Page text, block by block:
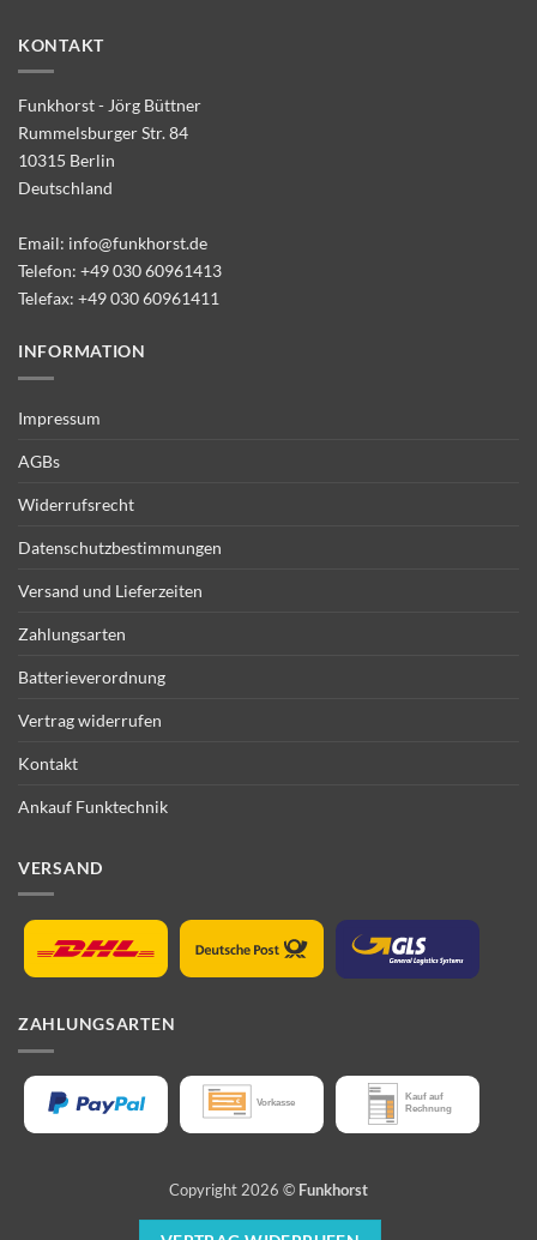
KONTAKT
Funkhorst - Jörg Büttner
Rummelsburger Str. 84
10315 Berlin
Deutschland
Email: info@funkhorst.de
Telefon: +49 030 60961413
Telefax: +49 030 60961411
INFORMATION
Impressum
AGBs
Widerrufsrecht
Datenschutzbestimmungen
Versand und Lieferzeiten
Zahlungsarten
Batterieverordnung
Vertrag widerrufen
Kontakt
Ankauf Funktechnik
VERSAND
ZAHLUNGSARTEN
Copyright 2026 © Funkhorst